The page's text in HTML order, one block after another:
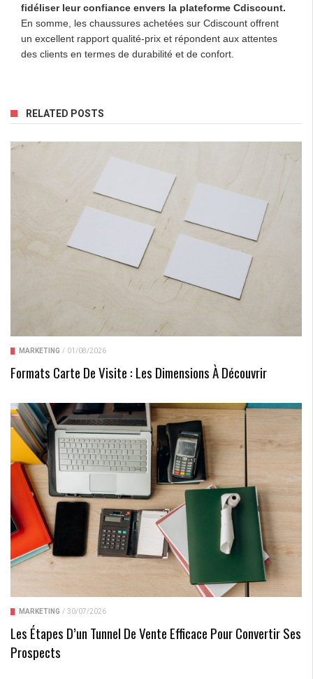
fidéliser leur confiance envers la plateforme Cdiscount.
En somme, les chaussures achetées sur Cdiscount offrent
un excellent rapport qualité-prix et répondent aux attentes
des clients en termes de durabilité et de confort.
RELATED POSTS
MARKETING / 01/08/2026
Formats Carte De Visite : Les Dimensions À Découvrir
MARKETING / 30/07/2026
Les Étapes D’un Tunnel De Vente Efficace Pour Convertir Ses
Prospects